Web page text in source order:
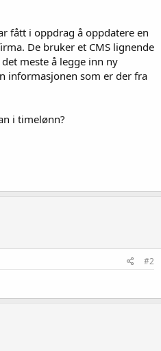
fått i oppdrag å oppdatere en
De bruker et CMS lignende
meste å legge inn ny
informasjonen som er der fra
i timelønn?
#2